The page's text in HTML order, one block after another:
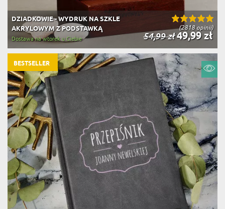
(2818 opinii)
DZIADKOWIE - WYDRUK NA SZKLE
AKRYLOWYM Z PODSTAWKĄ
54,99 zł49,99 zł
Dostawa na wtorek u Ciebie
BESTSELLER